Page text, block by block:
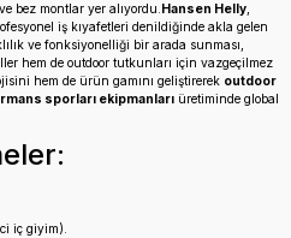
bez montlar yer alıyordu. Hansen Helly
iş kıyafetleri denildiğinde akla gelen
ve fonksiyonelliği bir arada sunması,
hem de outdoor tutkunları için vazgeçilmez
hem de ürün gamını geliştirerek outdoor
sporları ekipmanları üretiminde global
iç giyim).